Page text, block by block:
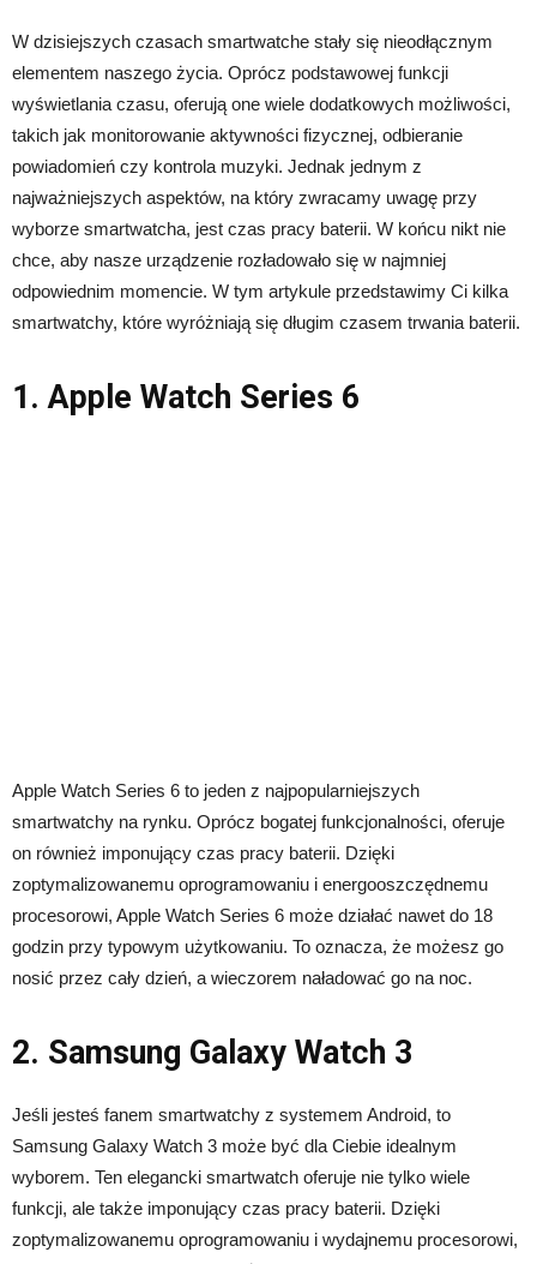
W dzisiejszych czasach smartwatche stały się nieodłącznym
elementem naszego życia. Oprócz podstawowej funkcji
wyświetlania czasu, oferują one wiele dodatkowych możliwości,
takich jak monitorowanie aktywności fizycznej, odbieranie
powiadomień czy kontrola muzyki. Jednak jednym z
najważniejszych aspektów, na który zwracamy uwagę przy
wyborze smartwatcha, jest czas pracy baterii. W końcu nikt nie
chce, aby nasze urządzenie rozładowało się w najmniej
odpowiednim momencie. W tym artykule przedstawimy Ci kilka
smartwatchy, które wyróżniają się długim czasem trwania baterii.
1. Apple Watch Series 6
Apple Watch Series 6 to jeden z najpopularniejszych
smartwatchy na rynku. Oprócz bogatej funkcjonalności, oferuje
on również imponujący czas pracy baterii. Dzięki
zoptymalizowanemu oprogramowaniu i energooszczędnemu
procesorowi, Apple Watch Series 6 może działać nawet do 18
godzin przy typowym użytkowaniu. To oznacza, że możesz go
nosić przez cały dzień, a wieczorem naładować go na noc.
2. Samsung Galaxy Watch 3
Jeśli jesteś fanem smartwatchy z systemem Android, to
Samsung Galaxy Watch 3 może być dla Ciebie idealnym
wyborem. Ten elegancki smartwatch oferuje nie tylko wiele
funkcji, ale także imponujący czas pracy baterii. Dzięki
zoptymalizowanemu oprogramowaniu i wydajnemu procesorowi,